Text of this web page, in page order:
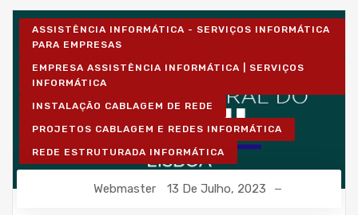
ASSISTÊNCIA INFORMÁTICA - SERVIÇOS INFORMÁTICA
PARA EMPRESAS
EMPRESA ASSISTÊNCIA INFORMÁTICA | SERVIÇOS
INFORMÁTICA
INSTALAÇÃO CABLAGEM DE REDE
PROJETOS CABLAGEM E REDES INFORMÁTICA
REDE ESTRUTURADA INFORMÁTICA
Webmaster 13 De Julho, 2023